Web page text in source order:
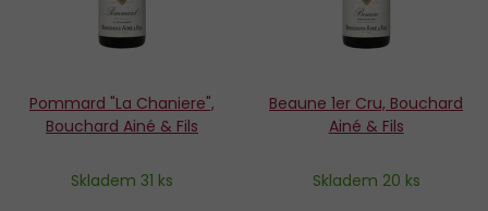
Pommard "La Chaniere",
Bouchard Ainé & Fils
Skladem 31 ks
Beaune 1er Cru, Bouchard
Ainé & Fils
Skladem 20 ks